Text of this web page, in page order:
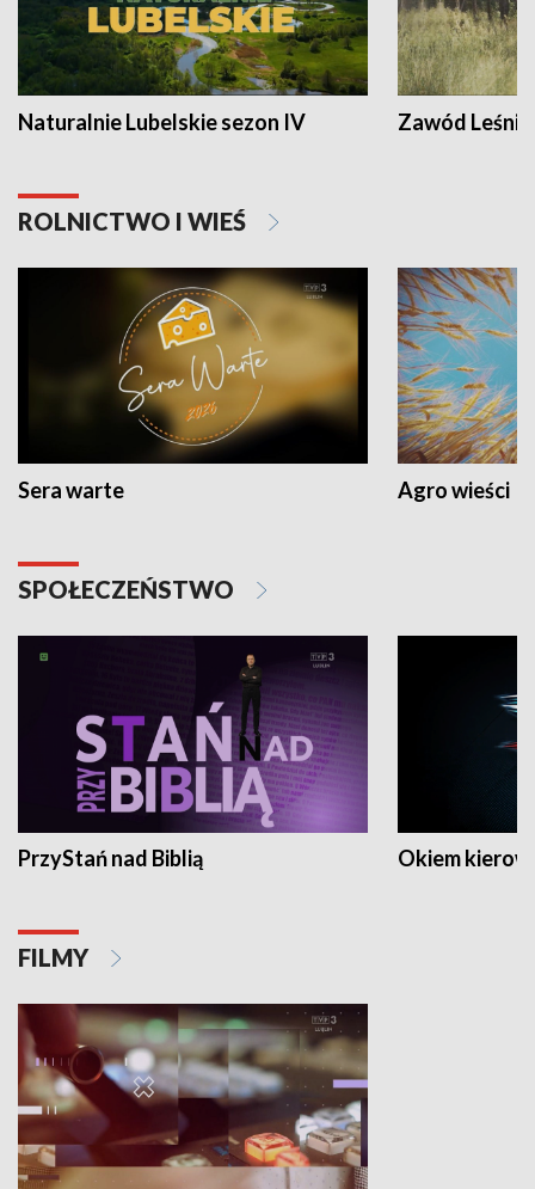
Naturalnie Lubelskie sezon IV Zawód Leśnik
ROLNICTWO I WIEŚ
Sera warte Agro wieści
SPOŁECZEŃSTWO
PrzyStań nad Biblią Okiem
FILMY